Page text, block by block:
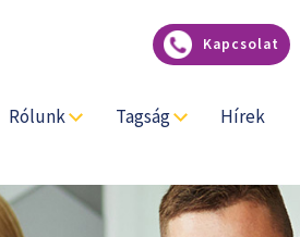
Kapcsolat
Rólunk Tagság Hírek